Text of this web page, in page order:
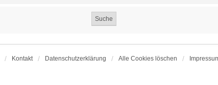
Kontakt Datenschutzerklärung Alle Cookies löschen